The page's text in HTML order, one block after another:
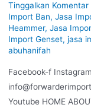
Tinggalkan Komentar
Import Ban, Jasa
Heammer, Jasa
Import Genset, jasa
abuhanifah
Facebook-f
Youtube HOME